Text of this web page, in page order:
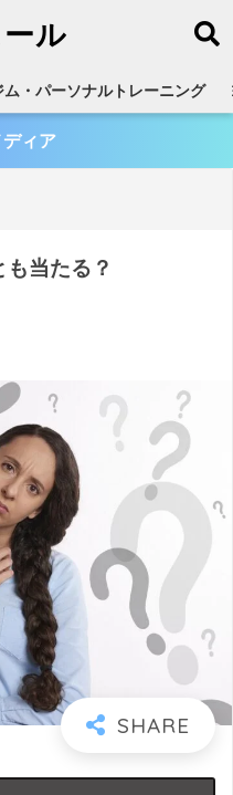
ル
ム・パーソナルトレーニング
ィア
当たる？